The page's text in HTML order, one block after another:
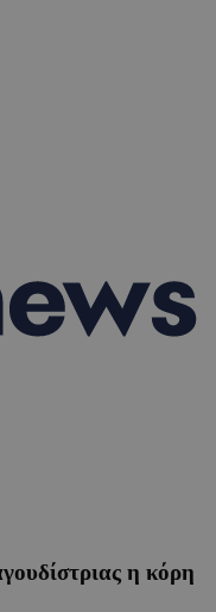
η κόρη